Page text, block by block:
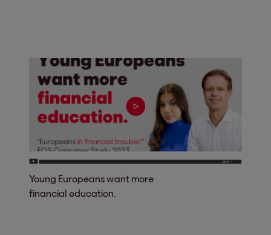
Young Europeans want more
financial education.